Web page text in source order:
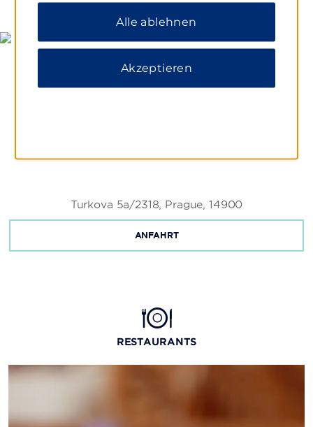
Turkova 5a/2318, Prague, 14900
ANFAHRT
RESTAURANTS
Alle ablehnen
Akzeptieren